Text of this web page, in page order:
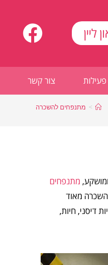
ליין
צור קשר
> מתנפחים להשכרה
מתנפחים
מאוד
דיסני, חיות,